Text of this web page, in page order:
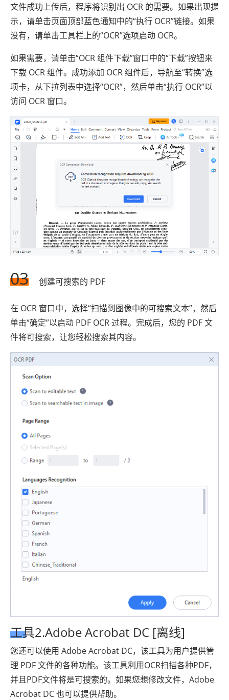
文件成功上传后，程序将识别出 OCR 的需要。如果出现提
示，请单击页面顶部蓝色通知中的“执行 OCR”链接。如果
没有，请单击工具栏上的“OCR”选项启动 OCR。
如果需要，请单击“OCR 组件下载”窗口中的“下载”按钮来
下载 OCR 组件。成功添加 OCR 组件后，导航至“转换”选
项卡，从下拉列表中选择“OCR”，然后单击“执行 OCR”以
访问 OCR 窗口。
03 创建可搜索的 PDF
在 OCR 窗口中，选择“扫描到图像中的可搜索文本”，然后
单击“确定”以启动 PDF OCR 过程。完成后，您的 PDF 文
件将可搜索，让您轻松搜索其内容。
工具2.Adobe Acrobat DC [离线]
您还可以使用 Adob​​e Acrobat DC，该工具为用户提供管
理 PDF 文件的各种功能。该工具利用OCR扫描各种PDF，
并且PDF文件将是可搜索的。如果您想修改文件，Adobe
Acrobat DC 也可以提供帮助。